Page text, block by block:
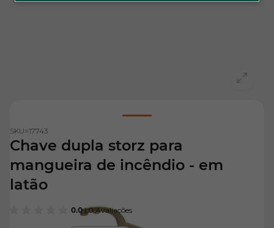
0.0| 0 Avaliações
SKU=17743
Chave dupla storz para
mangueira de incêndio - em
latão